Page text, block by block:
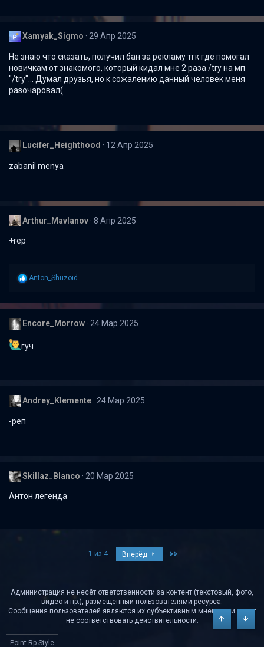
Xamyak_Sigmo 29 Апр 2025
Не знаю что сказать, получил бан за рекламу тгк где помогал
новичкам от знакомого, который кидал мне 2 раза /try на мп
"/try"... Думал друзья, но к сожалению данный человек меня
разочаровал(
Lucifer_Heighthood 12 Апр 2025
zabanil menya
Arthur_Mavlanov 8 Апр 2025
+rep
Р
к
и
:
Anton_Shuzoid
Encore_Morrow 24 Мар 2025
гуч
Andrey_Klemente 24 Мар 2025
-реп
Skillaz_Blanco 20 Мар 2025
Антон легенда
1 из 4 Вперёд
Point-Rp Style
Администрация не несёт ответственности за контент (текстовый, фото,
видео и пр.), размещённый пользователями ресурса.
Сообщения пользователей являются их субъективным мнением и могут
не соответствовать действительности.
Сверху Снизу